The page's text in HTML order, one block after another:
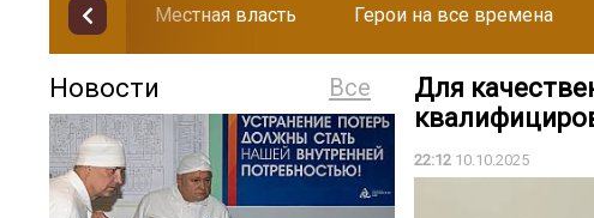
Местная власть Герои на все времена
Все
Новости
Для
22:12 10.10.2025